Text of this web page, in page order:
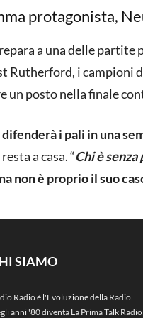
protagonista,
a una delle partite
Rutherford, i campioni
un posto nella finale
i pali in una
a casa. “Chi è
non è proprio il suo
SIAMO
Radio è l'Evoluzione della Radio.
anni '80 diventa La Prima Talk